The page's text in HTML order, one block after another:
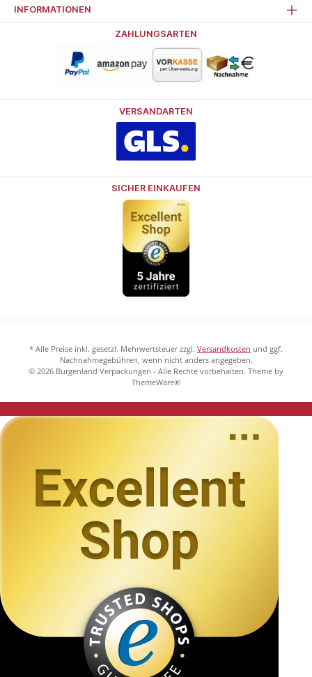
INFORMATIONEN
ZAHLUNGSARTEN
VERSANDARTEN
SICHER EINKAUFEN
* Alle Preise inkl. gesetzl. Mehrwertsteuer zzgl. Versandkosten und ggf.
Nachnahmegebühren, wenn nicht anders angegeben.
© 2026 Burgenland Verpackungen - Alle Rechte vorbehalten. Theme by
ThemeWare®